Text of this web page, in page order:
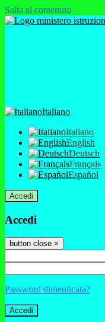
Salta al contenuto
Italiano
Italiano
English
Deutsch
Français
Español
Accedi
Accedi
button close ×
Password dimenticata?